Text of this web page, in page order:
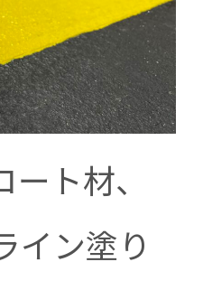
ト材、
イン塗り